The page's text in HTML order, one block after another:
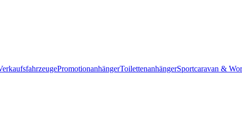
PromotionanhängerToilettenanhängerSportcaravan &